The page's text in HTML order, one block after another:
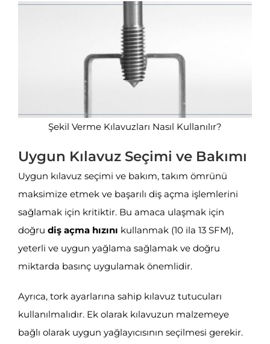
Şekil Verme Kılavuzları Nasıl Kullanılır?
Uygun Kılavuz Seçimi ve Bakımı
Uygun kılavuz seçimi ve bakım, takım ömrünü
maksimize etmek ve başarılı diş açma işlemlerini
sağlamak için kritiktir. Bu amaca ulaşmak için
doğru diş açma hızını kullanmak (10 ila 13 SFM),
yeterli ve uygun yağlama sağlamak ve doğru
miktarda basınç uygulamak önemlidir.
Ayrıca, tork ayarlarına sahip kılavuz tutucuları
kullanılmalıdır. Ek olarak kılavuzun malzemeye
bağlı olarak uygun yağlayıcısının seçilmesi gerekir.